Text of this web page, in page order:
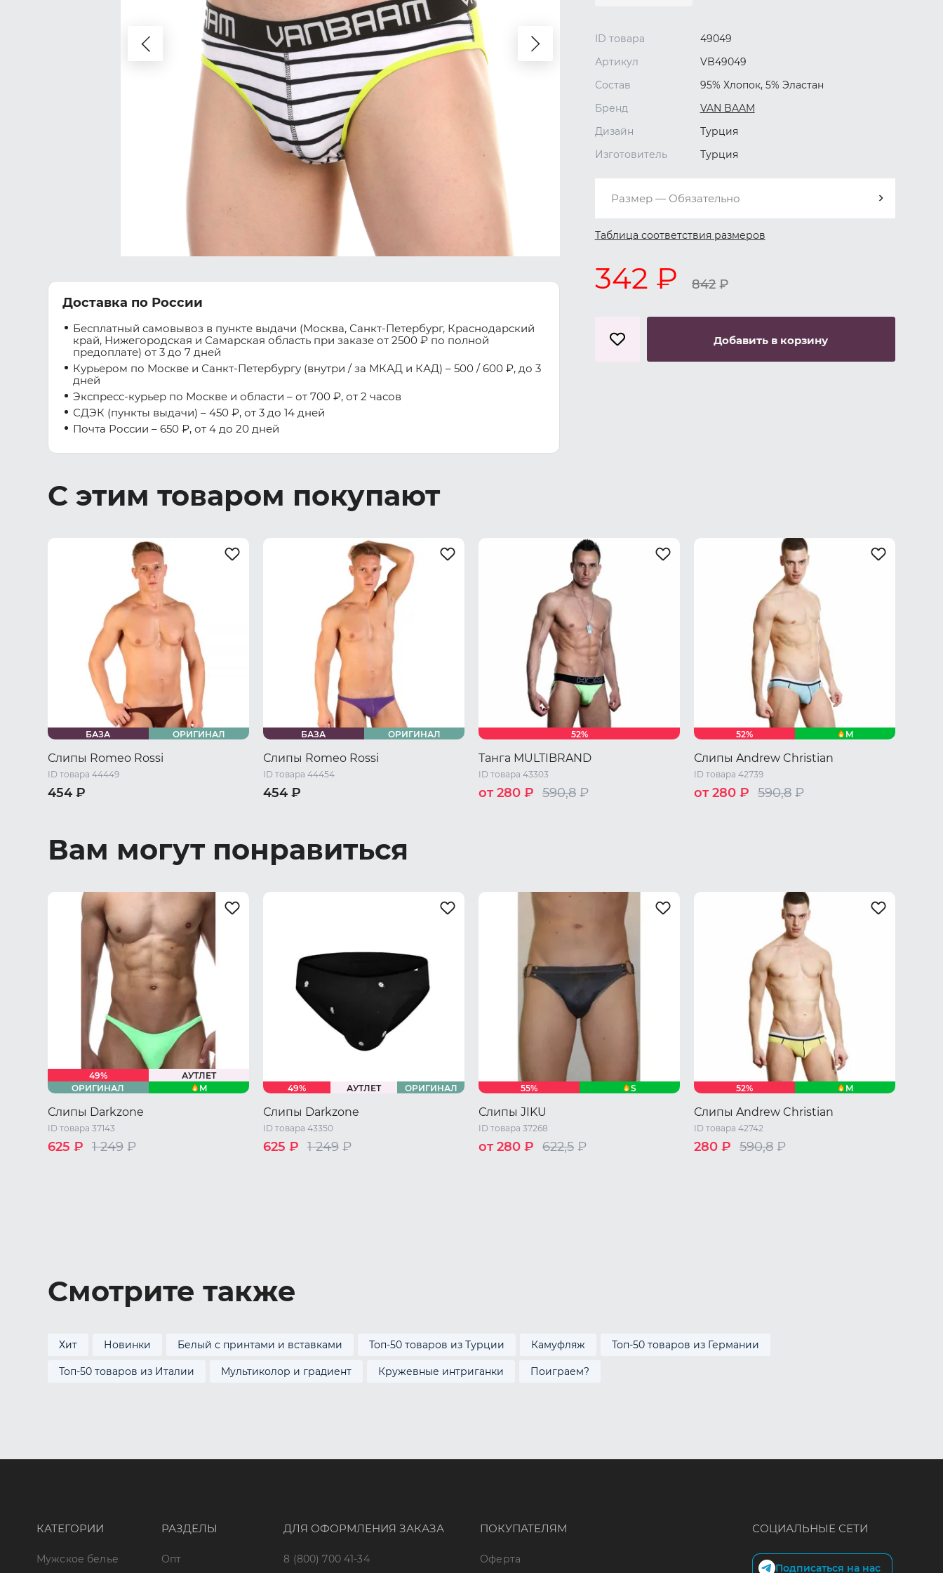
Доставка по России
Бесплатный самовывоз в пункте выдачи (Москва, Санкт-Петербург, Краснодарский
край, Нижегородская и Самарская область при заказе от 2500 ₽ по полной
предоплате) от 3 до 7 дней
Курьером по Москве и Санкт-Петербургу (внутри / за МКАД и КАД) – 500 / 600 ₽, до 3
дней
Экспресс-курьер по Москве и области – от 700 ₽, от 2 часов
СДЭК (пункты выдачи) – 450 ₽, от 3 до 14 дней
Почта России – 650 ₽, от 4 до 20 дней
ID товара
49049
Артикул
VB49049
Состав
95% Хлопок, 5% Эластан
Бренд
VAN BAAM
Дизайн
Турция
Изготовитель
Турция
Размер — Обязательно
Таблица соответствия размеров
342 ₽ 842₽
Добавить в корзину
С этим товаром покупают
БАЗА ОРИГИНАЛ
Слипы Romeo Rossi
ID товара 44449
454 ₽
БАЗА ОРИГИНАЛ
Слипы Romeo Rossi
ID товара 44454
454 ₽
52%
Танга MULTIBRAND
ID товара 43303
от 280 ₽ 590,8 ₽
52% M
Слипы Andrew Christian
ID товара 42739
от 280 ₽ 590,8 ₽
Вам могут понравиться
49%
АУТЛЕТ
ОРИГИНАЛ
M
Слипы Darkzone
ID товара 37143
625 ₽ 1 249 ₽
49% АУТЛЕТ ОРИГИНАЛ
Слипы Darkzone
ID товара 43350
625 ₽ 1 249 ₽
55% S
Слипы JIKU
ID товара 37268
от 280 ₽ 622,5 ₽
52% M
Слипы Andrew Christian
ID товара 42742
280 ₽ 590,8 ₽
Смотрите также
Хит Новинки Белый с принтами и вставками Топ-50 товаров из Турции Камуфляж Топ-50 товаров из Германии
Топ-50 товаров из Италии Мультиколор и градиент Кружевные интриганки Поиграем?
КАТЕГОРИИ
Мужское белье
РАЗДЕЛЫ
Опт
ДЛЯ ОФОРМЛЕНИЯ ЗАКАЗА
8 (800) 700 41-34
ПОКУПАТЕЛЯМ
Оферта
СОЦИАЛЬНЫЕ СЕТИ
Подписаться на нас